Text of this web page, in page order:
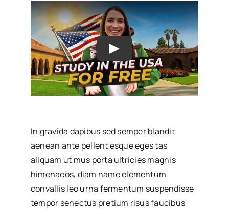
Play
In gravida dapibus sed semper blandit
aenean ante pellent esque eges tas
aliquam ut mus porta ultricies magnis
himenaeos, diam nameelementum
convallis leo urna fermentum suspendisse
tempor senectus pretium risus faucibus